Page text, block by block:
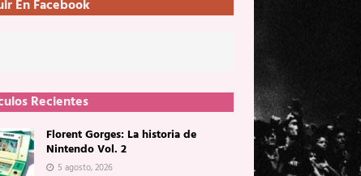
En Facebook
Recientes
Florent Gorges: La historia de
Nintendo Vol. 2
5 agosto, 2026